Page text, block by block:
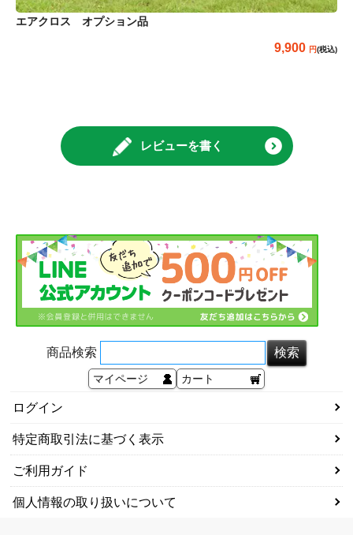
エアクロス オプション品
9,900 (税込)
レビューを書く
商品検索
マイページ カート
ログイン
特定商取引法に基づく表示
ご利用ガイド
個人情報の取り扱いについて